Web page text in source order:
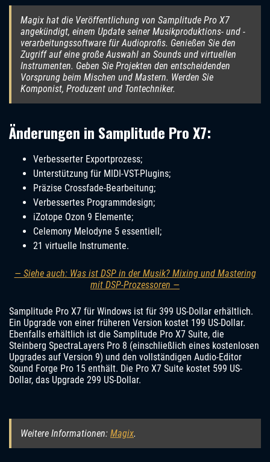
Magix hat die Veröffentlichung von Samplitude Pro X7
angekündigt, einem Update seiner Musikproduktions- und -
verarbeitungssoftware für Audioprofis. Genießen Sie den
Zugriff auf eine große Auswahl an Sounds und virtuellen
Instrumenten. Geben Sie Projekten den entscheidenden
Vorsprung beim Mischen und Mastern. Werden Sie
Komponist, Produzent und Tontechniker.
Änderungen in Samplitude Pro X7:
Verbesserter Exportprozess;
Unterstützung für MIDI-VST-Plugins;
Präzise Crossfade-Bearbeitung;
Verbessertes Programmdesign;
iZotope Ozon 9 Elemente;
Celemony Melodyne 5 essentiell;
21 virtuelle Instrumente.
— Siehe auch: Was ist DSP in der Musik? Mixing und Mastering
mit DSP-Prozessoren —
Samplitude Pro X7 für Windows ist für 399 US-Dollar erhältlich.
Ein Upgrade von einer früheren Version kostet 199 US-Dollar.
Ebenfalls erhältlich ist die Samplitude Pro X7 Suite, die
Steinberg SpectraLayers Pro 8 (einschließlich eines kostenlosen
Upgrades auf Version 9) und den vollständigen Audio-Editor
Sound Forge Pro 15 enthält. Die Pro X7 Suite kostet 599 US-
Dollar, das Upgrade 299 US-Dollar.
Weitere Informationen: Magix.